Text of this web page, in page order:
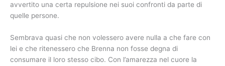
avvertito una certa repulsione nei suoi confronti da parte di
quelle persone.
Sembrava quasi che non volessero avere nulla a che fare con
lei e che ritenessero che Brenna non fosse degna di
consumare il loro stesso cibo. Con l’amarezza nel cuore la